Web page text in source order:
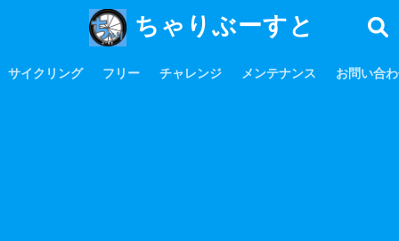
ちゃりぶーすと
サイクリング フリー チャレンジ メンテナンス お問い合